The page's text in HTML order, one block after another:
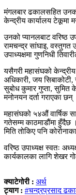
मंगलबार ढकालसहित
केन्द्रीय कार्यालय टेकूमा
उनको प्यानलबाट वरिष्ठ
रामचन्द्र सांघाइ, वस्तुगत
उपाध्यक्षमा गुणनिधी
यसैगरी महासंघको
अधिकारी, जय
सुबोध कुमार गुप्ता, सुमित
मनोनयन दर्ता गराएका छन्
महासंघको ५४औं वार्षिक
गतेसम्म काठमाडौंमा हुँदैछ
मिति तोकिए पनि
वरिष्ठ उपाध्यक्ष स्वतः
कार्यकालका लागि शेखर
क्याटेगोरी : अर्थ
ट्याग : #चन्द्रप्रसाद